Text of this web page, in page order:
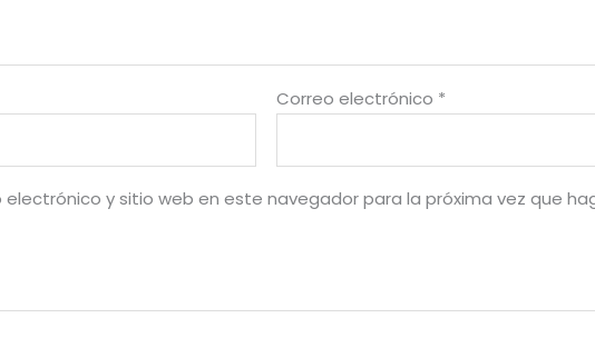
Correo electrónico *
electrónico y sitio web en este navegador para la próxima vez que